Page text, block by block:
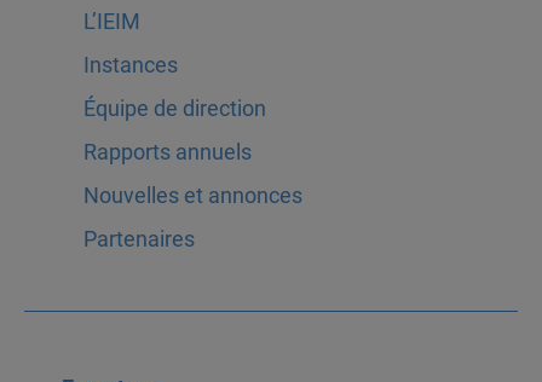
L’IEIM
Instances
Équipe de direction
Rapports annuels
Nouvelles et annonces
Partenaires